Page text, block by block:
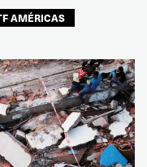
AMÉRICAS